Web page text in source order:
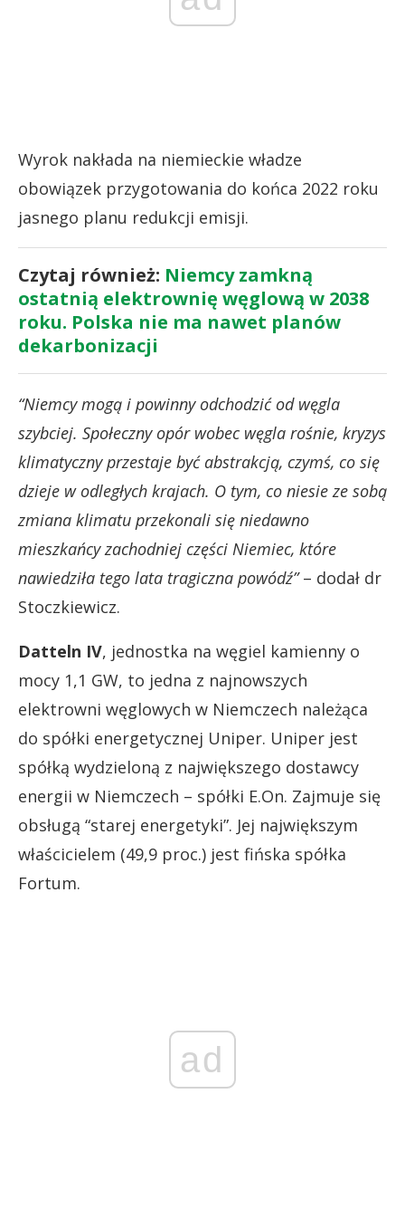
Wyrok nakłada na niemieckie władze
obowiązek przygotowania do końca 2022 roku
jasnego planu redukcji emisji.
Czytaj również: Niemcy zamkną
ostatnią elektrownię węglową w 2038
roku. Polska nie ma nawet planów
dekarbonizacji
“Niemcy mogą i powinny odchodzić od węgla
szybciej. Społeczny opór wobec węgla rośnie, kryzys
klimatyczny przestaje być abstrakcją, czymś, co się
dzieje w odległych krajach. O tym, co niesie ze sobą
zmiana klimatu przekonali się niedawno
mieszkańcy zachodniej części Niemiec, które
nawiedziła tego lata tragiczna powódź”– dodał dr
Stoczkiewicz.
Datteln IV, jednostka na węgiel kamienny o
mocy 1,1 GW, to jedna z najnowszych
elektrowni węglowych w Niemczech należąca
do spółki energetycznej Uniper. Uniper jest
spółką wydzieloną z największego dostawcy
energii w Niemczech – spółki E.On. Zajmuje się
obsługą “starej energetyki”. Jej największym
właścicielem (49,9 proc.) jest fińska spółka
Fortum.
ad